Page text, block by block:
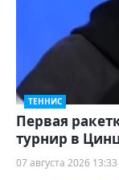
ТЕННИС
Первая
турнир в
07 августа 2026 13:33